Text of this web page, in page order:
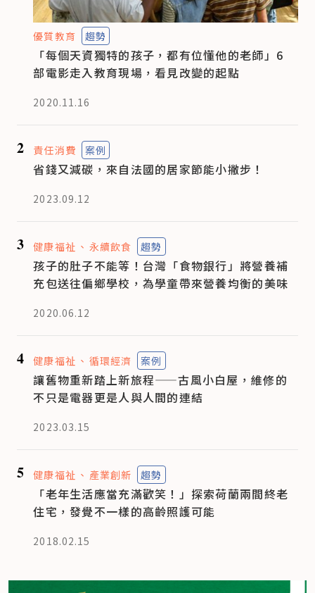
優質教育 趨勢
「每個天資獨特的孩子，都有位懂他的老師」6
部電影走入教育現場，看見改變的起點
2020.11.16
2 責任消費 案例
省錢又減碳，來自法國的居家節能小撇步！
2023.09.12
3 健康福祉 永續飲食 趨勢
孩子的肚子不能等！台灣「食物銀行」將營養補
充包送往偏鄉學校，為學童帶來營養均衡的美味
2020.06.12
4 健康福祉 循環經濟 案例
讓舊物重新踏上新旅程——古風小白屋，維修的
不只是電器更是人與人間的連結
2023.03.15
5 健康福祉 產業創新 趨勢
「老年生活應當充滿歡笑！」探索荷蘭兩間終老
住宅，發覺不一樣的高齡照護可能
2018.02.15